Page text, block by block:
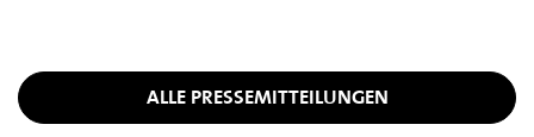
ALLE PRESSEMITTEILUNGEN